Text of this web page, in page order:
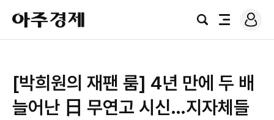
아
주
경
검
전
로
그
[박희원의 재팬 룸] 4년 만에 두 배
늘어난 日 무연고 시신…지자체들